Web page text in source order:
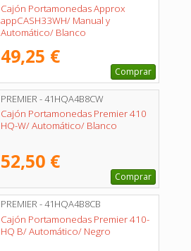
Cajón Portamonedas Approx
appCASH33WH/ Manual y
Automático/ Blanco
49,25 €
Comprar
PREMIER - 41HQA4B8CW
Cajón Portamonedas Premier 410
HQ-W/ Automático/ Blanco
52,50 €
Comprar
PREMIER - 41HQA4B8CB
Cajón Portamonedas Premier 410-
HQ B/ Automático/ Negro